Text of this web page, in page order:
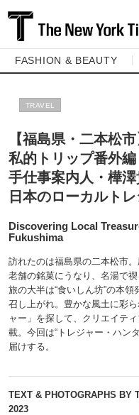
FASHION & BEAUTY
TRAVEL
【福島県・二本松市
私的トリップ番外編
手仕事案内人・樺
日本のローカルト
Discovering Local
Fukushima
訪れたのは福島県の二本松市
老舗の銘菓にうなり、名湯で
旅の大半は“食いしん坊”の本
召し上がれ。豊かな風土に彩
ャー」を探して、クリエイテ
載。今回は“トレジャー・ハン
届けする。
TEXT & PHOTOGRAPHS BY
2023